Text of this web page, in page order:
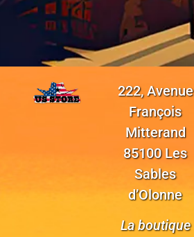
222, Avenue
François
Mitterand
85100 Les
Sables
d’Olonne
La boutique